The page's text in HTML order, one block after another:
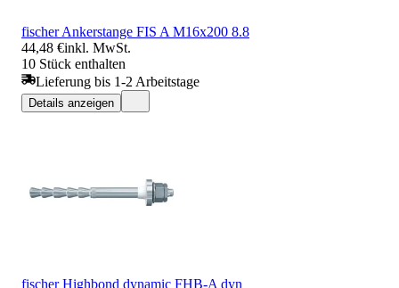
fischer Ankerstange FIS A M16x200 8.8
44,48 €inkl. MwSt.
10 Stück enthalten
Lieferung bis 1-2 Arbeitstage
Details anzeigen
fischer Highbond dynamic FHB-A dyn